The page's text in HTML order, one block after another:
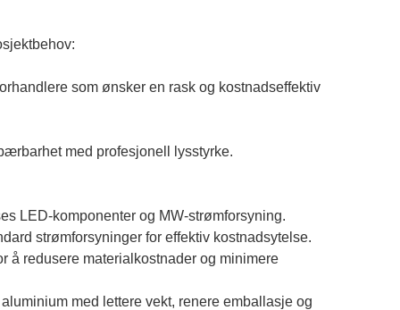
som ønsker en rask og kostnadseffektiv
med profesjonell lysstyrke.
LED-komponenter og MW-strømforsyning.
strømforsyninger for effektiv kostnadsytelse.
å redusere materialkostnader og minimere
med lettere vekt, renere emballasje og